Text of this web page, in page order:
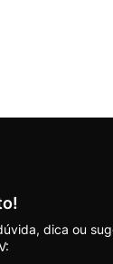
dica ou